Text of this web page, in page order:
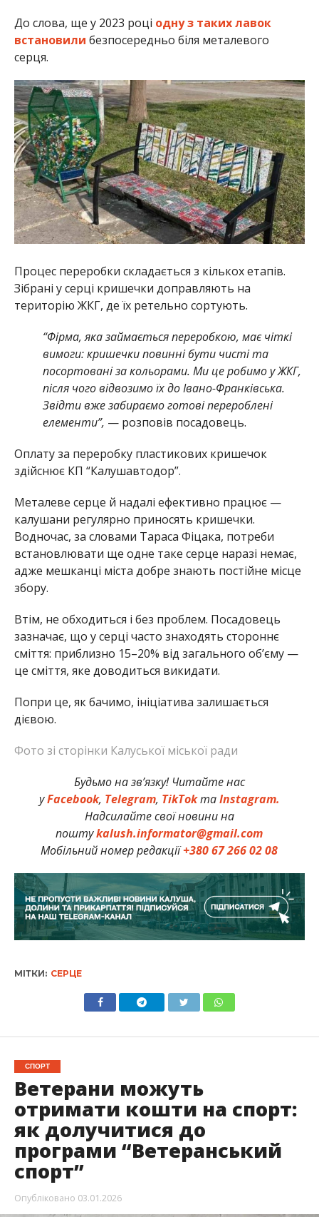
До слова, ще у 2023 році одну з таких лавок
встановили безпосередньо біля металевого
серця.
Процес переробки складається з кількох етапів.
Зібрані у серці кришечки доправляють на
територію ЖКГ, де їх ретельно сортують.
“Фірма, яка займається переробкою, має чіткі
вимоги: кришечки повинні бути чисті та
посортовані за кольорами. Ми це робимо у ЖКГ,
після чого відвозимо їх до Івано-Франківська.
Звідти вже забираємо готові перероблені
елементи”, — розповів посадовець.
Оплату за переробку пластикових кришечок
здійснює КП “Калушавтодор”.
Металеве серце й надалі ефективно працює —
калушани регулярно приносять кришечки.
Водночас, за словами Тараса Фіцака, потреби
встановлювати ще одне таке серце наразі немає,
адже мешканці міста добре знають постійне місце
збору.
Втім, не обходиться і без проблем. Посадовець
зазначає, що у серці часто знаходять стороннє
сміття: приблизно 15–20% від загального об’єму —
це сміття, яке доводиться викидати.
Попри це, як бачимо, ініціатива залишається
дієвою.
Фото зі сторінки Калуської міської ради
Будьмо на зв’язку! Читайте нас
уFacebook, Telegram, TikTokтаInstagram.
Надсилайте свої новини на
поштуkalush.informator@gmail.com
Мобільний номер редакції+380 67 266 02 08
МІТКИ: СЕРЦЕ
СПОРТ
Ветерани можуть
отримати кошти на спорт:
як долучитися до
програми “Ветеранський
спорт”
Опубліковано 03.01.2026